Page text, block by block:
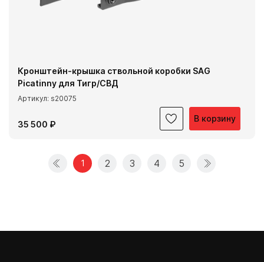
В корзину
Кронштейн-крышка ствольной коробки SAG
Picatinny для Тигр/СВД
Артикул: s20075
35 500 ₽
1 2 3 4 5